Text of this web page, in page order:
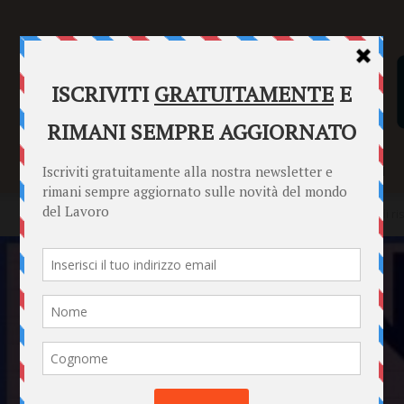
SENTENZE FORMULARI PUNTO INFORMAZIONI
Home Punto Informazioni Naspi in caso di